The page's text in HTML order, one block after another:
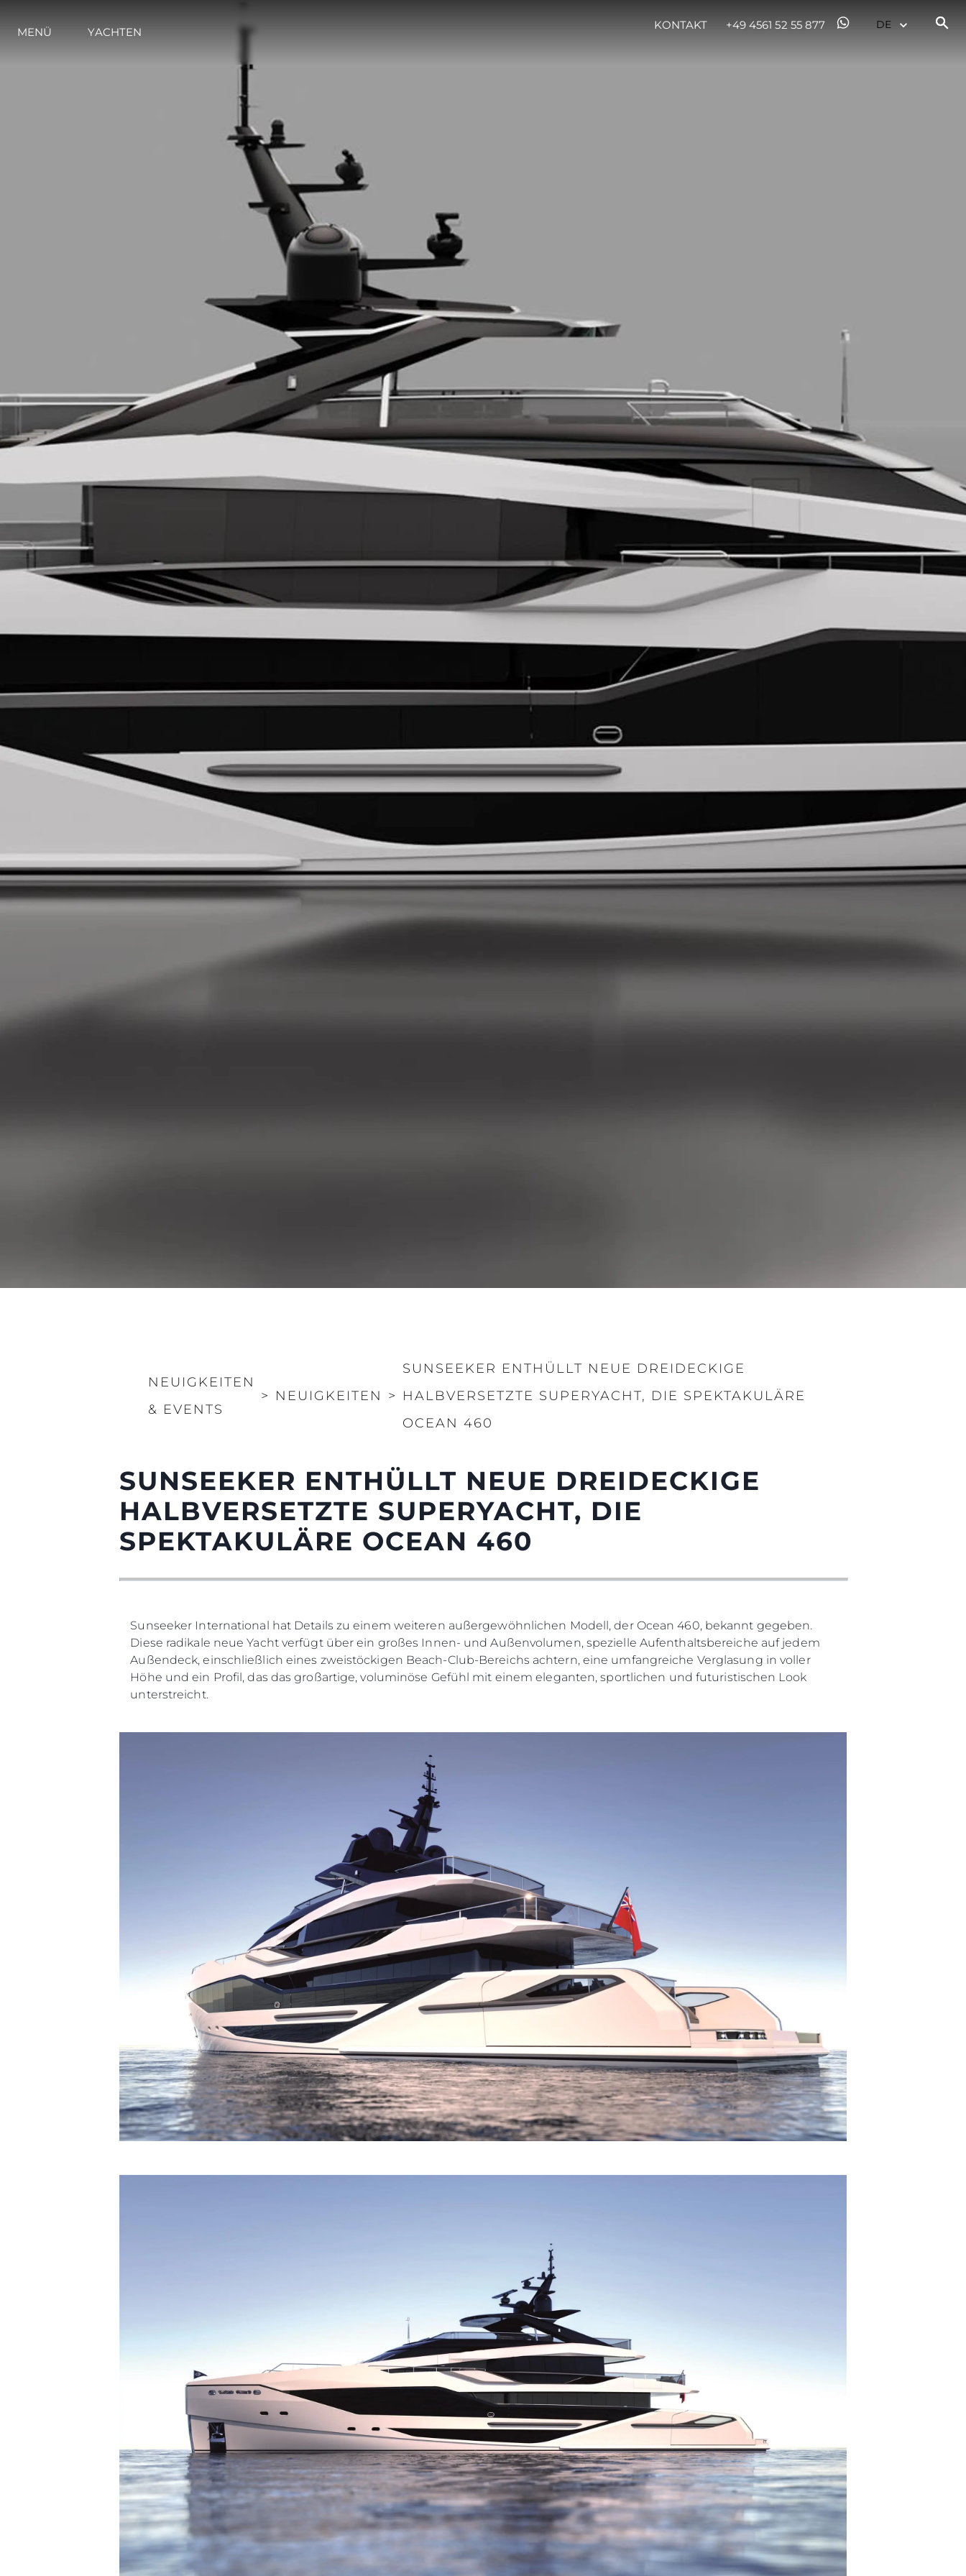
MENÜ YACHTEN
KONTAKT +49 4561 52 55 877
NEUIGKEITEN
& EVENTS
> NEUIGKEITEN >
SUNSEEKER ENTHÜLLT NEUE DREIDECKIGE
HALBVERSETZTE SUPERYACHT, DIE SPEKTAKULÄRE
OCEAN 460
SUNSEEKER ENTHÜLLT NEUE DREIDECKIGE
HALBVERSETZTE SUPERYACHT, DIE
SPEKTAKULÄRE OCEAN 460
Sunseeker International hat Details zu einem weiteren außergewöhnlichen Modell, der Ocean 460, bekannt gegeben.
Diese radikale neue Yacht verfügt über ein großes Innen- und Außenvolumen, spezielle Aufenthaltsbereiche auf jedem
Außendeck, einschließlich eines zweistöckigen Beach-Club-Bereichs achtern, eine umfangreiche Verglasung in voller
Höhe und ein Profil, das das großartige, voluminöse Gefühl mit einem eleganten, sportlichen und futuristischen Look
unterstreicht.
Rechtliches
DATENSCHUTZRICHTLINIE
ERKLÄRUNG ZUR
MODERNEN SKLAVEREI
ALLGEMEINE
GESCHÄFTSBEDINGUNGEN
COOKIE POLITIK
RECRUITING
Bootscharter
Neuigkeiten
Veranstaltungen
Innovation
Die Firma
Geschichte
Bewerten Sie Ihr Boot